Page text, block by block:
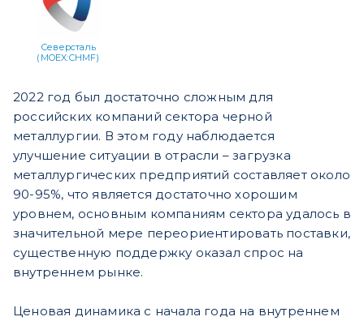
Северсталь
(MOEX:CHMF)
2022 год был достаточно сложным для
российских компаний сектора черной
металлургии. В этом году наблюдается
улучшение ситуации в отрасли – загрузка
металлургических предприятий составляет около
90-95%, что является достаточно хорошим
уровнем, основным компаниям сектора удалось в
значительной мере переориентировать поставки,
существенную поддержку оказал спрос на
внутреннем рынке.
Ценовая динамика с начала года на внутреннем